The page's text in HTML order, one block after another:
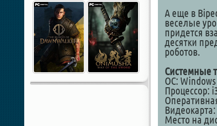
А еще в
веселые
придется
десятки
роботов.
Системные
ОС: Windows
Процессор:
Видеокарта:
Место на